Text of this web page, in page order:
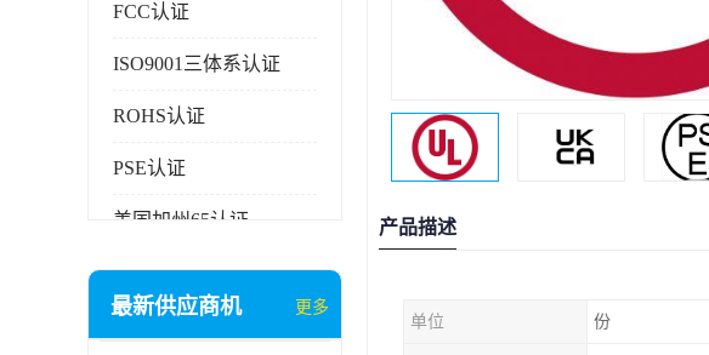
FCC认证
ISO9001三体系认证
ROHS认证
PSE认证
美国加州65认证
AAA信用证书
最新供应商机 更多
产品描述
单位 份